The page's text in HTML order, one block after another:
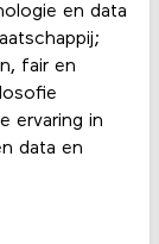
en data
fair en
ervaring in
data en